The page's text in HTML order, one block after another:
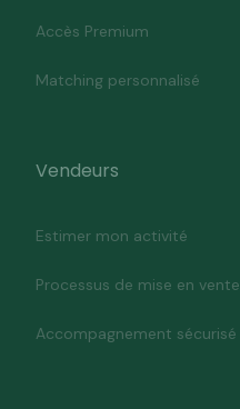
Accès Premium
Matching personnalisé
Vendeurs
Estimer mon activité
Processus de mise en vente
Accompagnement sécurisé